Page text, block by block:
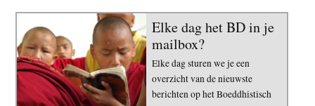
Elke dag het BD in je
mailbox?
Elke dag sturen we je een
overzicht van de nieuwste
berichten op het Boeddhistisch